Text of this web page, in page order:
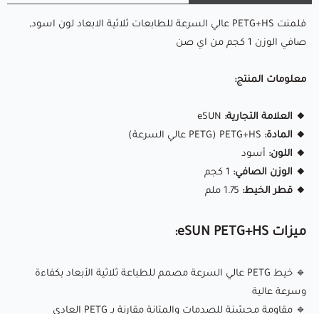
🌡️ درجة حرارة الفوهة: 220-260°C
🛏️ درجة حرارة سطح الطباعة:
النتائج)
⭕ حجم الفوهة:0.4 ملم (استخدم 0.6 ملم للطباعة الأسرع)
eSUN PETG+HS
الأسرع دون التضحية بالقوة أو الجودة. يتميز بمتانة استثنائية،
✅ مصمم للطباعة عالية السرعة:
فلمنت PETG+HS عالي السرعة للطابعات ثلاثية الابعاد لون اسود,
صافي الوزن 1 كجم من اي صن
معلومات المنتج:
🔸 العلامة التجارية: eSUN
🔸 المادة: PETG+HS (PETG عالي السرعة)
🔸 اللون: أسود
🔸 الوزن الصافي:
🔸 قطر الخيط: 1.75 ملم
ميزات eSUN PETG+HS:
🔹 خيط PETG عالي السرعة مصمم للطباعة ثلاثية الأبعاد بكفاءة
وسرعة عالية
🔹 مقاومة محسّنة للصدمات والمتانة مقارنة بـ PETG العادي